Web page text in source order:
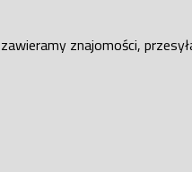
znajomości,